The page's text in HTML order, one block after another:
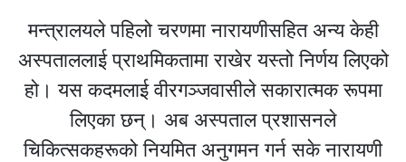
मन्त्रालयले पहिलो चरणमा नारायणीसहित अन्य केही
अस्पताललाई प्राथमिकतामा राखेर यस्तो निर्णय लिएको
हो। यस कदमलाई वीरगञ्जवासीले सकारात्मक रूपमा
लिएका छन्। अब अस्पताल प्रशासनले
चिकित्सकहरूको नियमित अनुगमन गर्न सके नारायणी